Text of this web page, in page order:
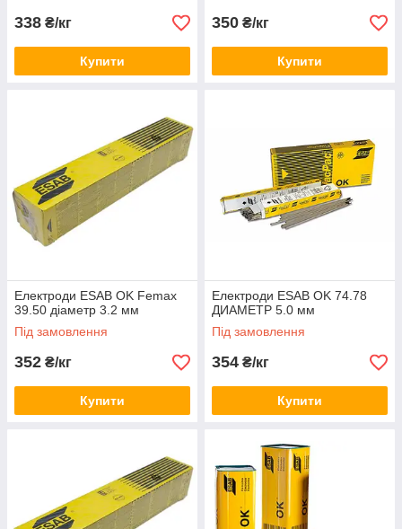
338 ₴/кг
Купити
350 ₴/кг
Купити
Електроди ESAB OK Femax
39.50 діаметр 3.2 мм
Під замовлення
352 ₴/кг
Купити
Електроди ESAB OK 74.78
ДИАМЕТР 5.0 мм
Під замовлення
354 ₴/кг
Купити